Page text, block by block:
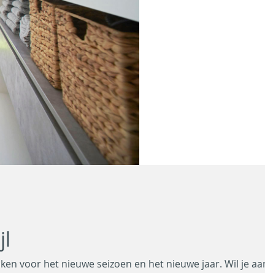
voor het nieuwe seizoen en het nieuwe jaar. Wil je